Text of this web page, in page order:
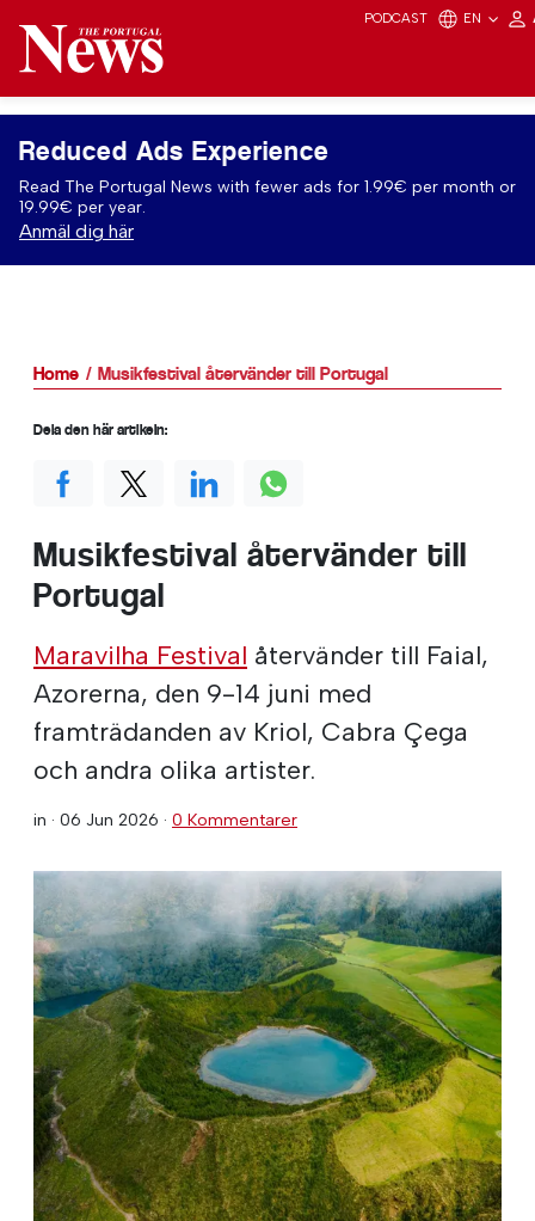
PODCAST EN
Reduced Ads Experience
Read The Portugal News with fewer ads for 1.99€ per month or
19.99€ per year.
Anmäl dig här
Home Musikfestival återvänder till Portugal
Musikfestival återvänder till
Portugal
Maravilha Festival återvänder till Faial,
Azorerna, den 9-14 juni med
framträdanden av Kriol, Cabra Çega
och andra olika artister.
in · 06 Jun 2026 · 0 Kommentarer
Dela den här artikeln: